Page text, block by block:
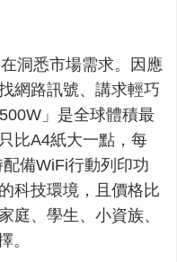
洞悉市場需求。因應
網路訊號、講求輕巧
」是全球體積最
比A4紙大一點，每
備WiFi行動列印功
科技環境，且價格比
庭、學生、小資族、
。